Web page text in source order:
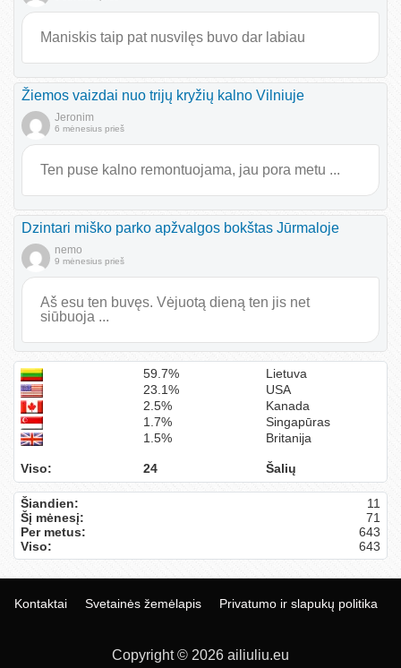
Maniskis taip pat nusvilęs buvo dar labiau
Žiemos vaizdai nuo trijų kryžių kalno Vilniuje
Jeronim
6 mėnesius prieš
Ten puse kalno remontuojama, jau pora metu ...
Dzintari miško parko apžvalgos bokštas Jūrmaloje
nemo
9 mėnesius prieš
Aš esu ten buvęs. Vėjuotą dieną ten jis net
siūbuoja ...
59.7%
Lietuva
23.1%
USA
2.5%
Kanada
1.7%
Singapūras
1.5%
Britanija
Viso: 24 Šalių
Šiandien:
11
Šį mėnesį:
71
Per metus:
643
Viso:
643
Kontaktai Svetainės žemėlapis Privatumo ir slapukų politika
Copyright © 2026 ailiuliu.eu